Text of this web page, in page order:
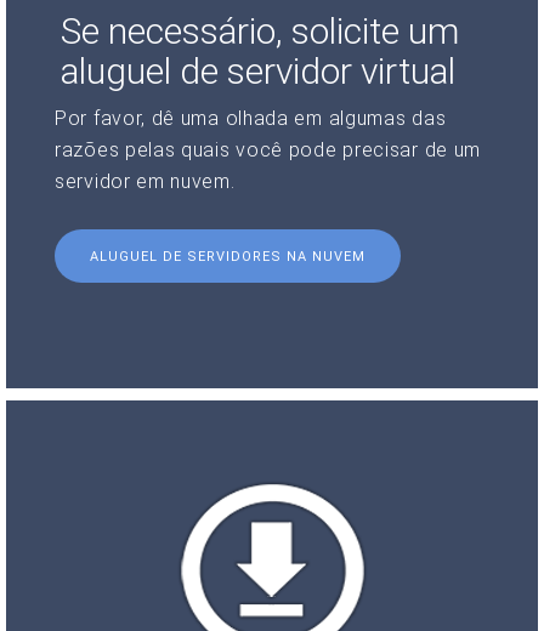
Se necessário, solicite um
aluguel de servidor virtual
Por favor, dê uma olhada em algumas das
razões pelas quais você pode precisar de um
servidor em nuvem.
ALUGUEL DE SERVIDORES NA NUVEM